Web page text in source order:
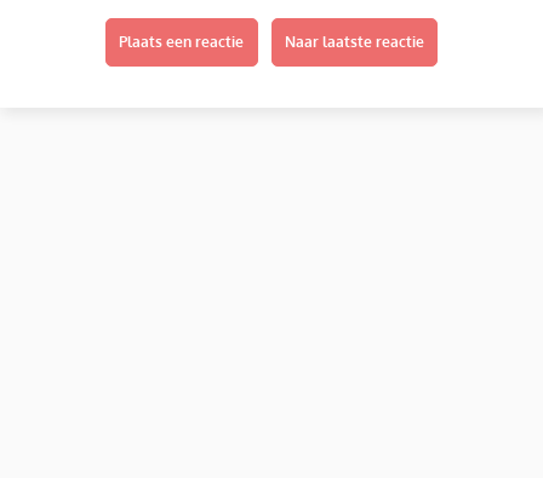
en dan roepen ze, drink mee even een wijntje. Ik vind dit zo
lastig. Wat zouden jullie doen?
Plaats een reactie Naar laatste reactie